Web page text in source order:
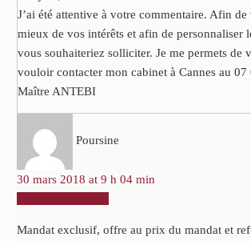
J’ai été attentive à votre commentaire. Afin
mieux de vos intérêts et afin de personnaliser
vous souhaiteriez solliciter. Je me permets de
vouloir contacter mon cabinet à Cannes au 07
Maître ANTEBI
Poursine
30 mars 2018 at 9 h 04 min
Mandat exclusif, offre au prix du mandat et